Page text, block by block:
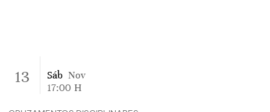
13 Sáb Nov
17:00 H